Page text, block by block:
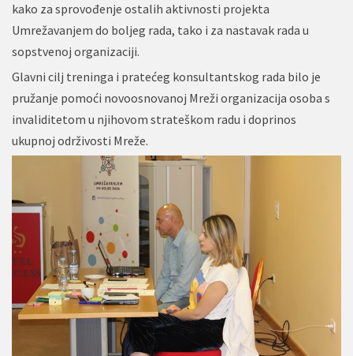
kako za sprovođenje ostalih aktivnosti projekta
Umrežavanjem do boljeg rada, tako i za nastavak rada u
sopstvenoj organizaciji.
Glavni cilj treninga i pratećeg konsultantskog rada bilo je
pružanje pomoći novoosnovanoj Mreži organizacija osoba s
invaliditetom u njihovom strateškom radu i doprinos
ukupnoj održivosti Mreže.